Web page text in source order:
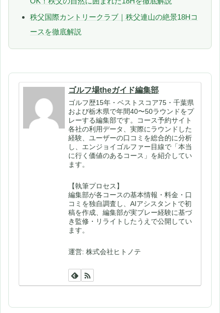
秩父国際カントリークラブ｜秩父連山の絶景18Hコ
ースを徹底解説
ゴルフ場theガイド編集部
ゴルフ歴15年・ベストスコア75・千葉県
および栃木県で年間40〜50ラウンドをプ
レーする編集部です。コース予約サイト
各社の利用データ、実際にラウンドした
経験、ユーザーの口コミを総合的に分析
し、エンジョイゴルファー目線で「本当
に行く価値のあるコース」を紹介してい
ます。
【執筆プロセス】
編集部が各コースの基本情報・料金・口
コミを独自調査し、AIアシスタントで初
稿を作成、編集部が実プレー経験に基づ
き監修・リライトしたうえで公開してい
ます。
運営: 株式会社ヒトノテ